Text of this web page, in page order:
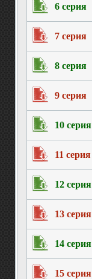
6 серия
7 серия
8 серия
9 серия
10 серия
11 серия
12 серия
13 серия
14 серия
15 серия